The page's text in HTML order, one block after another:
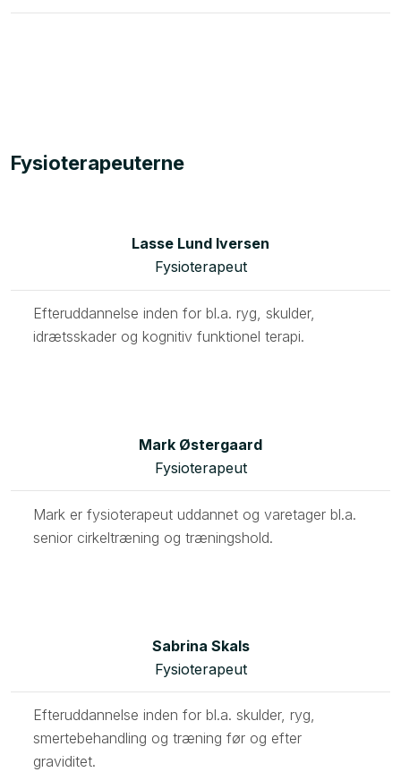
Fysioterapeuterne
Lasse Lund Iversen
Fysioterapeut
Efteruddannelse inden for bl.a. ryg, skulder,
idrætsskader og kognitiv funktionel terapi. ​
Mark Østergaard
Fysioterapeut
Mark er fysioterapeut uddannet og varetager bl.a.
senior cirkeltræning og træningshold.​
Sabrina Skals
Fysioterapeut
Efteruddannelse inden for bl.a. skulder, ryg,
smertebehandling og træning før og efter
graviditet.​